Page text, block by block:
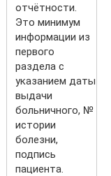
отчётности.
Это минимум
информации из
первого
раздела с
указанием даты
выдачи
больничного, №
истории
болезни,
подпись
пациента.